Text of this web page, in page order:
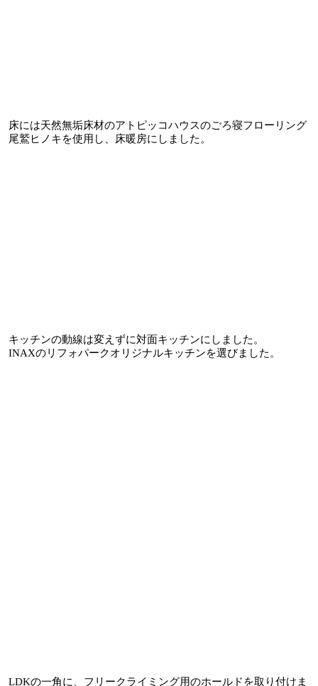
床には天然無垢床材のアトピッコハウスのごろ寝フローリング
尾鷲ヒノキを使用し、床暖房にしました。
キッチンの動線は変えずに対面キッチンにしました。
INAXのリフォパークオリジナルキッチンを選びました。
LDKの一角に、フリークライミング用のホールドを取り付けま